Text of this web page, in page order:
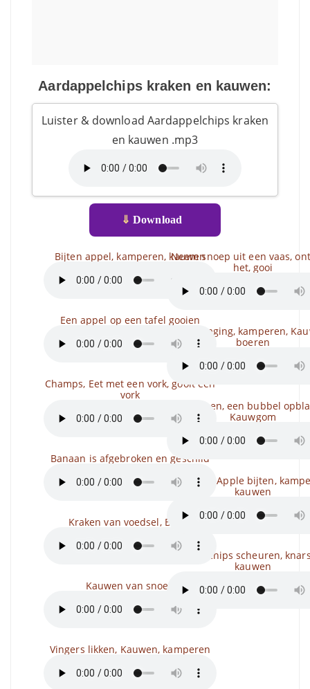
Aardappelchips kraken en kauwen:
Luister & download Aardappelchips kraken
en kauwen .mp3
⇓ Download
Bijten appel, kamperen, kauwen
Een appel op een tafel gooien
Champs, Eet met een vork, gooit een
vork
Banaan is afgebroken en geschild
Kraken van voedsel, Bijten
Kauwen van snoep
Vingers likken, Kauwen, kamperen
Neem snoep uit een vaas,
het, gooi
Scumbaging, kamperen,
boeren
Kampioen, een bubbel
Kauwgom
Slikken,, Apple bijten,
kauwen
Een pak chips scheuren,
kauwen